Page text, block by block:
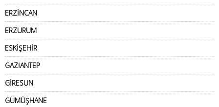
ERZİNCAN
ERZURUM
ESKİŞEHİR
GAZİANTEP
GİRESUN
GÜMÜŞHANE